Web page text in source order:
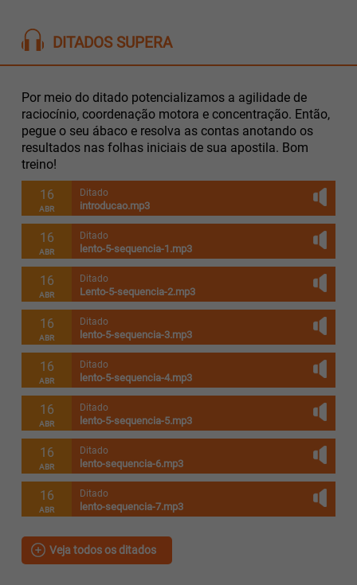
DITADOS SUPERA
Por meio do ditado potencializamos a agilidade de
raciocínio, coordenação motora e concentração. Então,
pegue o seu ábaco e resolva as contas anotando os
resultados nas folhas iniciais de sua apostila. Bom
treino!
16
ABR
Ditado
introducao.mp3
16
ABR
Ditado
lento-5-sequencia-1.mp3
16
ABR
Ditado
Lento-5-sequencia-2.mp3
16
ABR
Ditado
lento-5-sequencia-3.mp3
16
ABR
Ditado
lento-5-sequencia-4.mp3
16
ABR
Ditado
lento-5-sequencia-5.mp3
16
ABR
Ditado
lento-sequencia-6.mp3
16
ABR
Ditado
lento-sequencia-7.mp3
Veja todos os ditados